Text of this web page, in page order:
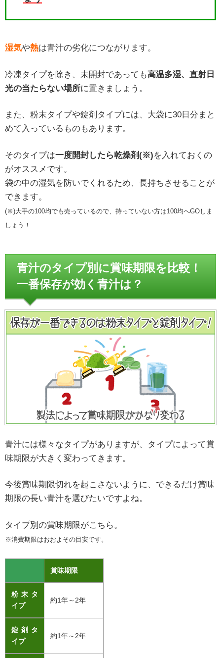
湿気や熱は青汁の劣化につながります。
冷凍タイプを除き、未開封であっても高温多湿、直射日
光の当たらない場所に置きましょう。
また、粉末タイプや錠剤タイプには、大袋に30日分まと
めて入っているものもあります。
そのタイプは一度開封したら乾燥剤(※)を入れておくの
がオススメです。
袋の中の湿気を防いでくれるため、長持ちさせることが
できます。
(※)大手の100均でも売っているので、持っていない方は100均へGOしま
しょう！
青汁のタイプ別に賞味期限を比較！
一番保存が効く青汁は？
青汁には様々なタイプがありますが、タイプによって賞
味期限が大きく変わってきます。
今後賞味期限切れを起こさないように、できるだけ賞味
期限の長い青汁を選びたいですよね。
タイプ別の賞味期限がこちら。
※消費期限はおおよその目安です。
賞味期限
粉末タ
イプ
約1年～2年
錠剤タ
イプ
約1年～2年